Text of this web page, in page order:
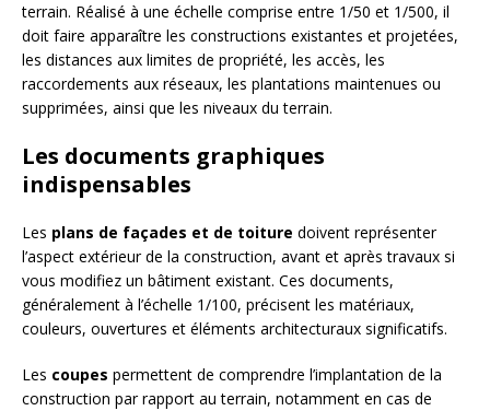
terrain. Réalisé à une échelle comprise entre 1/50 et 1/500, il
doit faire apparaître les constructions existantes et projetées,
les distances aux limites de propriété, les accès, les
raccordements aux réseaux, les plantations maintenues ou
supprimées, ainsi que les niveaux du terrain.
Les documents graphiques
indispensables
Les plans de façades et de toiture doivent représenter
l’aspect extérieur de la construction, avant et après travaux si
vous modifiez un bâtiment existant. Ces documents,
généralement à l’échelle 1/100, précisent les matériaux,
couleurs, ouvertures et éléments architecturaux significatifs.
Les coupes permettent de comprendre l’implantation de la
construction par rapport au terrain, notamment en cas de